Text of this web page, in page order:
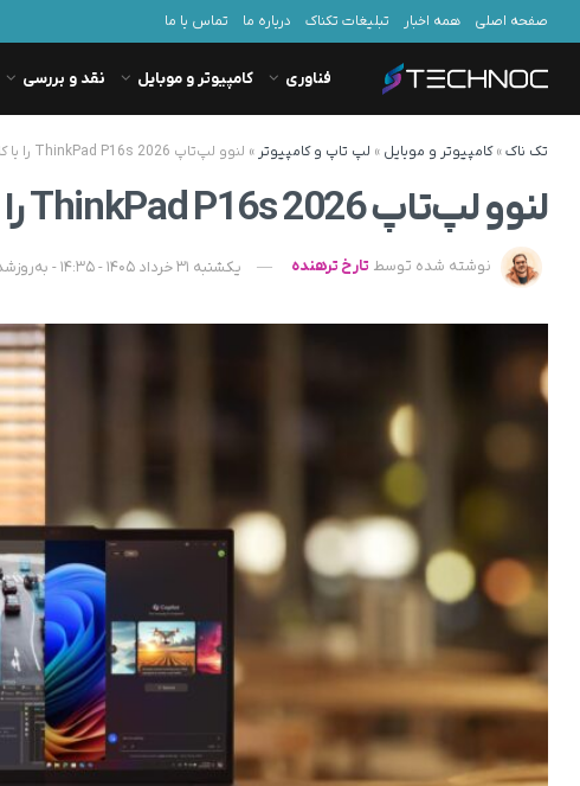
صفحه اصلی همه اخبار تبلیغات تکناک درباره ما تماس با ما
فناوری کامپیوتر و موبایل نقد و بررسی
تک ناک»کامپیوتر و موبایل » لپ تاپ و کامپیوتر » لنوو لپ‌تاپ ThinkPad P16s 2026 را با کارت گرافیک RTX Pro معرفی کرد
لنوو لپ‌تاپ ThinkPad P16s 2026 را با کارت گرافیک RTX Pro معرفی کرد
نوشته شده توسط تارخ ترهنده یکشنبه 31 خرداد 1405 - 14:35 - به‌روزشده در دوشنبه 1 تیر 1405 - 09:02